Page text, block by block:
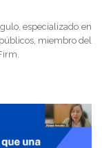
especializado en
miembro del